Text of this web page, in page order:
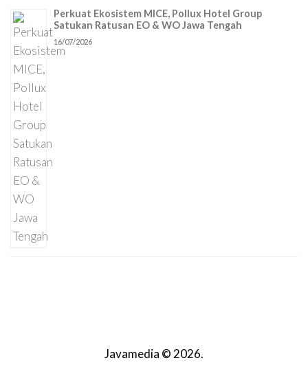
Perkuat Ekosistem MICE, Pollux Hotel Group
Satukan Ratusan EO & WO Jawa Tengah
16/07/2026
Javamedia © 2026.